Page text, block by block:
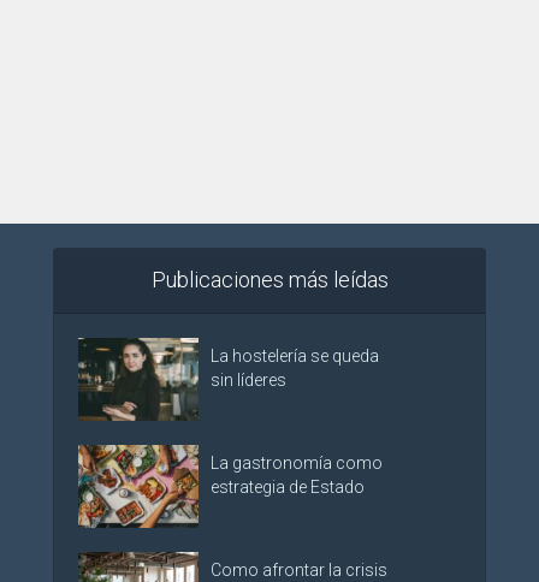
Publicaciones más leídas
La hostelería se queda
sin líderes
La gastronomía como
estrategia de Estado
Como afrontar la crisis